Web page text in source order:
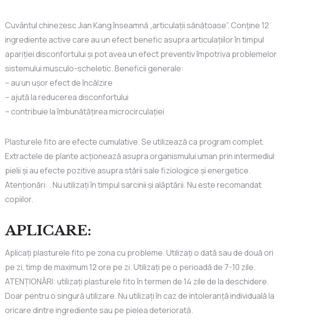
Cuvântul chinezesc Jian Kang înseamnă „articulații sănătoase”. Conține 12
ingrediente active care au un efect benefic asupra articulațiilor în timpul
apariției disconfortului și pot avea un efect preventiv împotriva problemelor
sistemului musculo-scheletic. Beneficii generale:
– au un ușor efect de încălzire
– ajută la reducerea disconfortului
– contribuie la îmbunătățirea microcirculației
Plasturele fito are efecte cumulative. Se utilizează ca program complet.
Extractele de plante acționează asupra organismului uman prin intermediul
pielii și au efecte pozitive asupra stării sale fiziologice și energetice.
Atenționări: . Nu utilizați în timpul sarcinii și alăptării. Nu este recomandat
copiilor.
APLICARE:
Aplicați plasturele fito pe zona cu probleme. Utilizați o dată sau de două ori
pe zi, timp de maximum 12 ore pe zi. Utilizați pe o perioadă de 7-10 zile.
ATENȚIONĂRI: utilizați plasturele fito în termen de 14 zile de la deschidere.
Doar pentru o singură utilizare. Nu utilizați în caz de intoleranță individuală la
oricare dintre ingrediente sau pe pielea deteriorată.